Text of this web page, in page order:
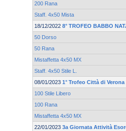
200 Rana
Staff. 4x50 Mista
18/12/2022 8° TROFEO BABBO
50 Dorso
50 Rana
Mistaffetta 4x50 MX
Staff. 4x50 Stile L.
08/01/2023 1° Trofeo Città di Verona
100 Stile Libero
100 Rana
Mistaffetta 4x50 MX
22/01/2023 3a Giornata Attività